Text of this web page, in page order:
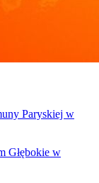
Paryskiej w
Głębokie w